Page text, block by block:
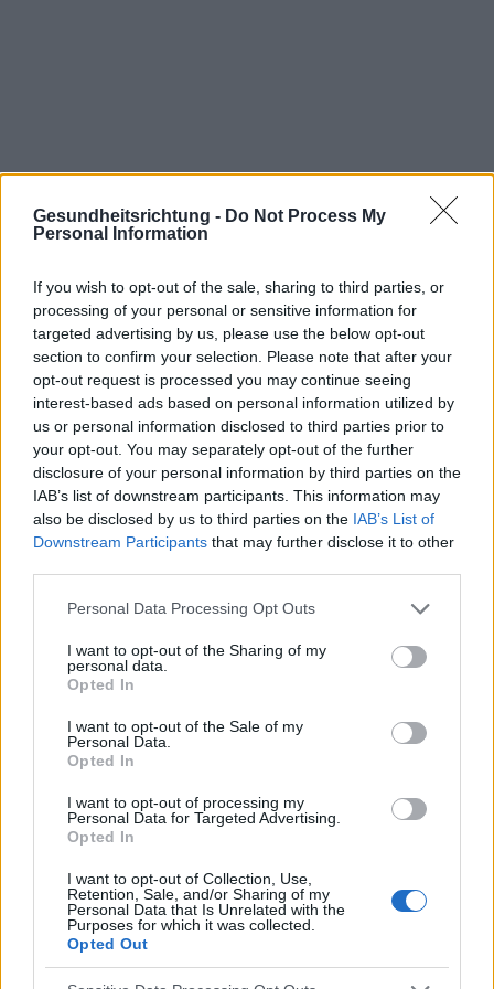
Gesundheitsrichtung - Do Not Process My
Personal Information
If you wish to opt-out of the sale, sharing to third parties, or
processing of your personal or sensitive information for
targeted advertising by us, please use the below opt-out
section to confirm your selection. Please note that after your
opt-out request is processed you may continue seeing
interest-based ads based on personal information utilized by
us or personal information disclosed to third parties prior to
your opt-out. You may separately opt-out of the further
disclosure of your personal information by third parties on the
IAB’s list of downstream participants. This information may
also be disclosed by us to third parties on the IAB’s List of
Downstream Participants that may further disclose it to other
Please note that this website/app uses one or more Google
not limited to your visit or usage behaviour. You may click to
grant or deny consent to Google and its third-party tags to
use your data for below specified purposes in below Google
consent section.
Personal Data Processing Opt Outs
I want to opt-out of the Sharing of my
personal data.
Opted In
I want to opt-out of the Sale of my
Personal Data.
Opted In
I want to opt-out of processing my
Personal Data for Targeted Advertising.
Opted In
I want to opt-out of Collection, Use,
Retention, Sale, and/or Sharing of my
Personal Data that Is Unrelated with the
Purposes for which it was collected.
Opted Out
Lies den nächsten Text von der
Kategorie:NEOPLASMEN - ANDERE
Lungenkrebs - auch Menschen, die
nie geraucht haben, können die
Krankheit bekommen
Neoplasmen - andere
Sie können diesen Text hier lesen 1 min.